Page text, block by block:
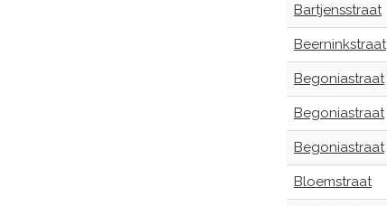
Bartjensstraat
Beerninkstraat
Begoniastraat
Begoniastraat
Begoniastraat
Bloemstraat